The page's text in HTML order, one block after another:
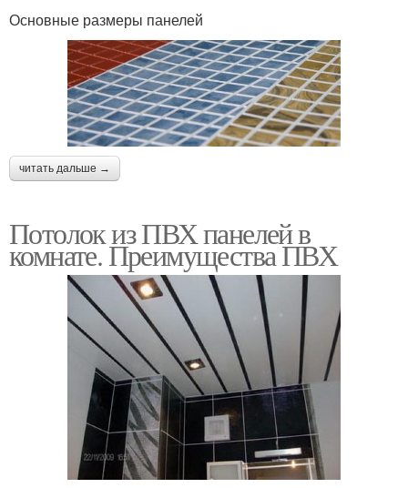
Основные размеры панелей
читать дальше →
Потолок из ПВХ панелей в
комнате. Преимущества ПВХ